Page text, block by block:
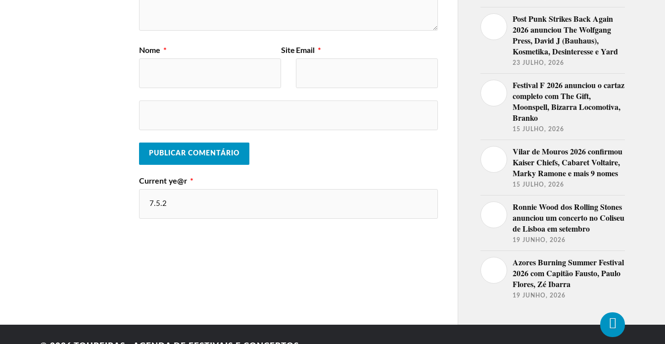
Nome * Email *
Site
Current ye@r *
Post Punk Strikes Back Again
2026 anunciou The Wolfgang
Press, David J (Bauhaus),
Kosmetika, Desinteresse e Yard
23 JULHO, 2026
Festival F 2026 anunciou o cartaz
completo com The Gift,
Moonspell, Bizarra Locomotiva,
Branko
15 JULHO, 2026
Vilar de Mouros 2026 confirmou
Kaiser Chiefs, Cabaret Voltaire,
Marky Ramone e mais 9 nomes
15 JULHO, 2026
Ronnie Wood dos Rolling Stones
anunciou um concerto no Coliseu
de Lisboa em setembro
19 JUNHO, 2026
Azores Burning Summer Festival
2026 com Capitão Fausto, Paulo
Flores, Zé Ibarra
19 JUNHO, 2026